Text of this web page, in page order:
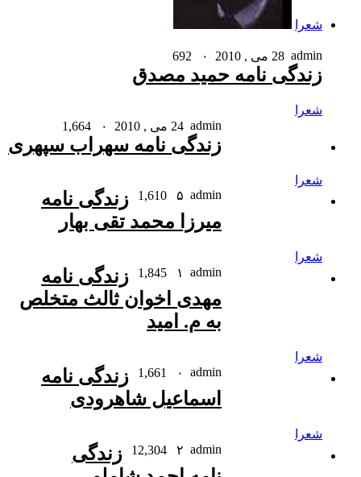
شعرا
admin 28 می , 2010 ۰
زندگی نامه حمید مصدق
شعرا
admin 24 می , 2010 ۰
زندگی نامه سهراب سپهری
شعرا
admin ۵
زندگی نامه
میرزا محمد تقی بهار
شعرا
admin
۱
زندگی نامه
مهدی اخوان ثالث متخلص
به م. امید
شعرا
admin
۰
زندگی نامه
اسماعیل شاهرودی
شعرا
admin ۲
زندگی